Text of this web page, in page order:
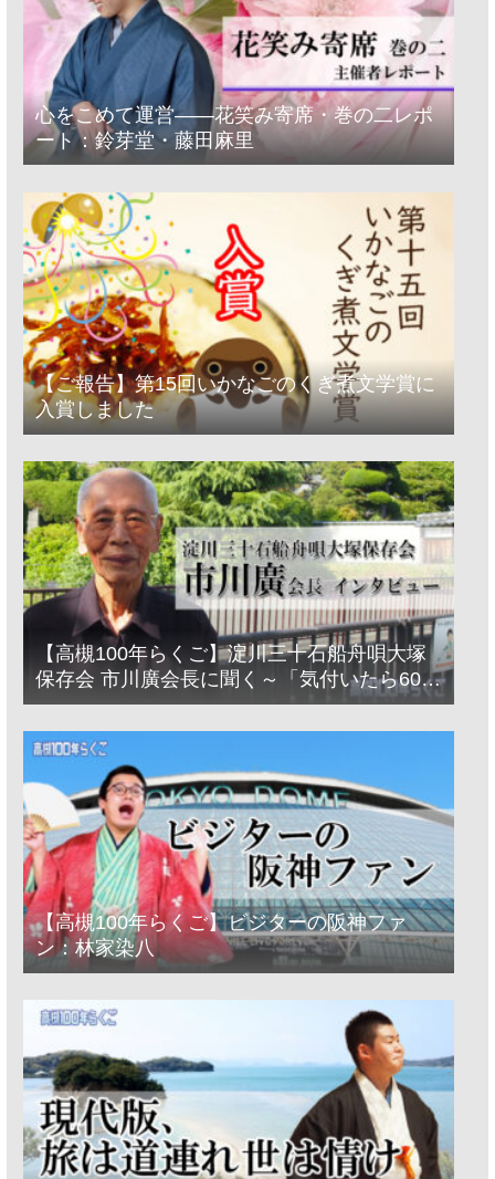
心をこめて運営――花笑み寄席・巻の二レポ
ート：鈴芽堂・藤田麻里
【ご報告】第15回いかなごのくぎ煮文学賞に
入賞しました
【高槻100年らくご】淀川三十石船舟唄大塚
保存会 市川廣会長に聞く～「気付いたら60年
経っとった」
【高槻100年らくご】ビジターの阪神ファ
ン：林家染八